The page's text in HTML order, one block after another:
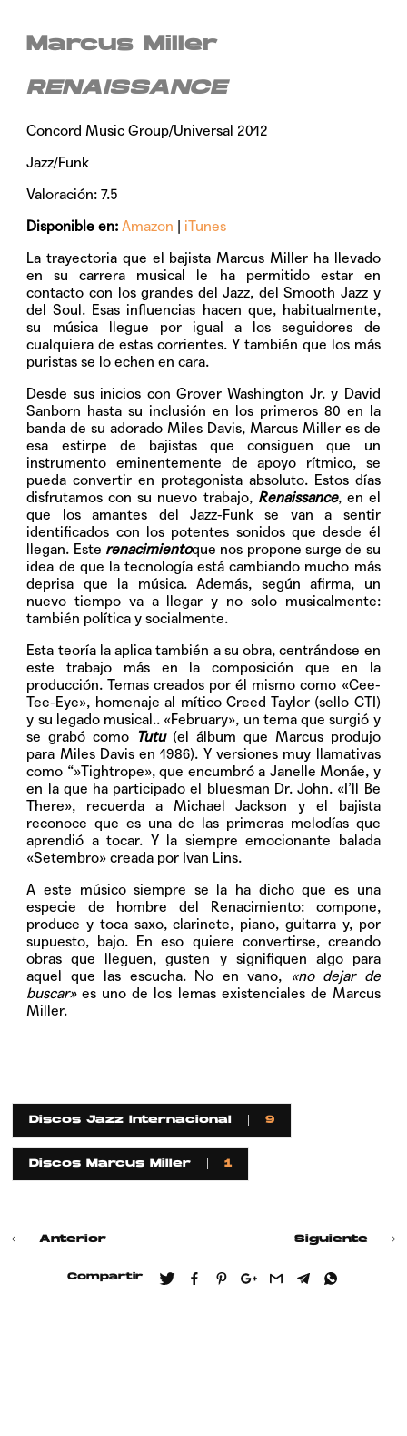
Marcus Miller
RENAISSANCE
Concord Music Group/Universal 2012
Jazz/Funk
Valoración: 7.5
Disponible en: Amazon | iTunes
La trayectoria que el bajista Marcus Miller ha llevado
en su carrera musical le ha permitido estar en
contacto con los grandes del Jazz, del Smooth Jazz y
del Soul. Esas influencias hacen que, habitualmente,
su música llegue por igual a los seguidores de
cualquiera de estas corrientes. Y también que los más
puristas se lo echen en cara.
Desde sus inicios con Grover Washington Jr. y David
Sanborn hasta su inclusión en los primeros 80 en la
banda de su adorado Miles Davis, Marcus Miller es de
esa estirpe de bajistas que consiguen que un
instrumento eminentemente de apoyo rítmico, se
pueda convertir en protagonista absoluto. Estos días
disfrutamos con su nuevo trabajo, Renaissance, en el
que los amantes del Jazz-Funk se van a sentir
identificados con los potentes sonidos que desde él
llegan. Este renacimientoque nos propone surge de su
idea de que la tecnología está cambiando mucho más
deprisa que la música. Además, según afirma, un
nuevo tiempo va a llegar y no solo musicalmente:
también política y socialmente.
Esta teoría la aplica también a su obra, centrándose en
este trabajo más en la composición que en la
producción. Temas creados por él mismo como «Cee-
Tee-Eye», homenaje al mítico Creed Taylor (sello CTI)
y su legado musical.. «February», un tema que surgió y
se grabó como Tutu(el álbum que Marcus produjo
para Miles Davis en 1986). Y versiones muy llamativas
como “»Tightrope», que encumbró a Janelle Monáe, y
en la que ha participado el bluesman Dr. John. «I’ll Be
There», recuerda a Michael Jackson y el bajista
reconoce que es una de las primeras melodías que
aprendió a tocar. Y la siempre emocionante balada
«Setembro» creada por Ivan Lins.
A este músico siempre se la ha dicho que es una
especie de hombre del Renacimiento: compone,
produce y toca saxo, clarinete, piano, guitarra y, por
supuesto, bajo. En eso quiere convertirse, creando
obras que lleguen, gusten y signifiquen algo para
aquel que las escucha. No en vano,
«no dejar de
buscar»es uno de los lemas existenciales de Marcus
Miller.
Discos Jazz Internacional 9
Discos Marcus Miller 1
Anterior Siguiente
Compartir